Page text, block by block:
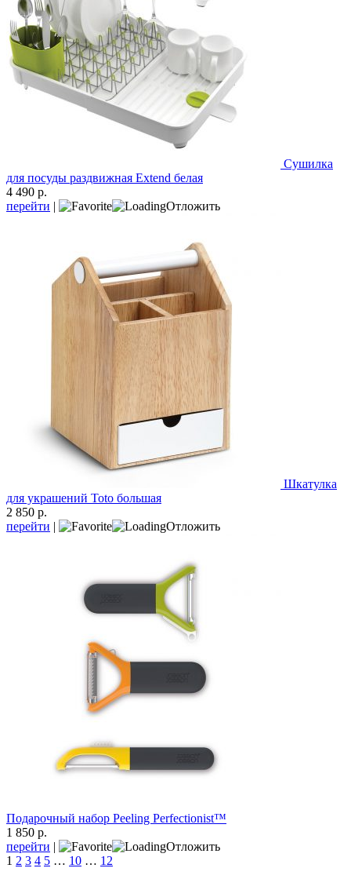
Сушилка
для посуды раздвижная Extend белая
4 490 р.
перейти | Отложить
Шкатулка
для украшений Toto большая
2 850 р.
перейти | Отложить
Подарочный набор Peeling Perfectionist™
1 850 р.
перейти |
Отложить
1 2 3 4 5 … 10 … 12